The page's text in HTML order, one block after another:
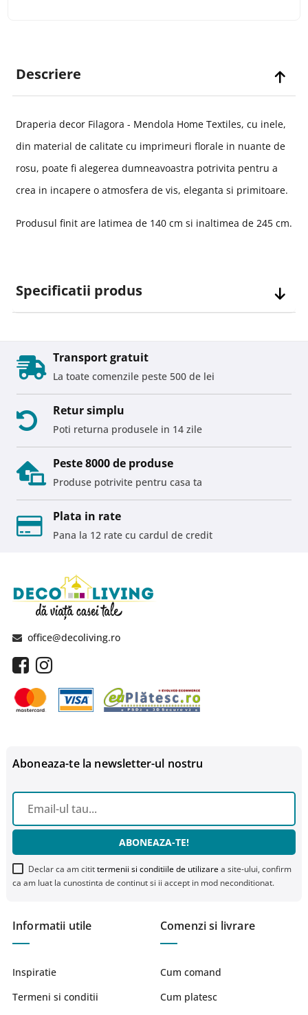
Descriere
Draperia decor Filagora - Mendola Home Textiles, cu inele,
din material de calitate cu imprimeuri florale in nuante de
rosu, poate fi alegerea dumneavoastra potrivita pentru a
crea in incapere o atmosfera de vis, eleganta si primitoare.
Produsul finit are latimea de 140 cm si inaltimea de 245 cm.
Specificatii produs
Transport gratuit
La toate comenzile peste 500 de lei
Retur simplu
Poti returna produsele in 14 zile
Peste 8000 de produse
Produse potrivite pentru casa ta
Plata in rate
Pana la 12 rate cu cardul de credit
office@decoliving.ro
Informatii utile
Inspiratie
Termeni si conditii
Comenzi si livrare
Cum comand
Cum platesc
Aboneaza-te la newsletter-ul nostru
ABONEAZA-TE!
Declar ca am citittermenii si conditiile de utilizarea site-ului, confirm
ca am luat la cunostinta de continut si ii accept in mod neconditionat.